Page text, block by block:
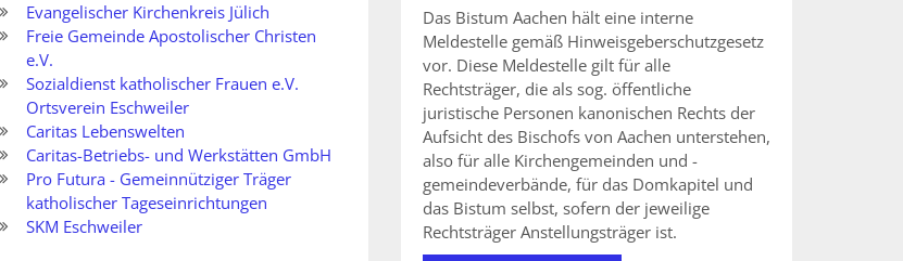
Evangelischer Kirchenkreis Jülich
Freie Gemeinde Apostolischer Christen
e.V.
Sozialdienst katholischer Frauen e.V.
Ortsverein Eschweiler
Caritas Lebenswelten
Caritas-Betriebs- und Werkstätten GmbH
Pro Futura - Gemeinnütziger Träger
katholischer Tageseinrichtungen
SKM Eschweiler
Das Bistum Aachen hält eine interne
Meldestelle gemäß Hinweisgeberschutzgesetz
vor. Diese Meldestelle gilt für alle
Rechtsträger, die als sog. öffentliche
juristische Personen kanonischen Rechts der
Aufsicht des Bischofs von Aachen unterstehen,
also für alle Kirchengemeinden und -
gemeindeverbände, für das Domkapitel und
das Bistum selbst, sofern der jeweilige
Rechtsträger Anstellungsträger ist.